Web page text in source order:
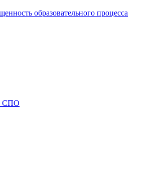
образовательного процесса
СПО